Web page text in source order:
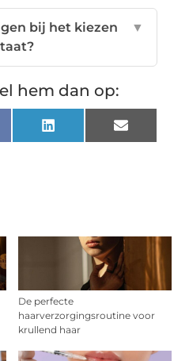
De perfecte
haarverzorgingsroutine voor
krullend haar
bij het kiezen
▼
hem dan op:
LinkedIn Email